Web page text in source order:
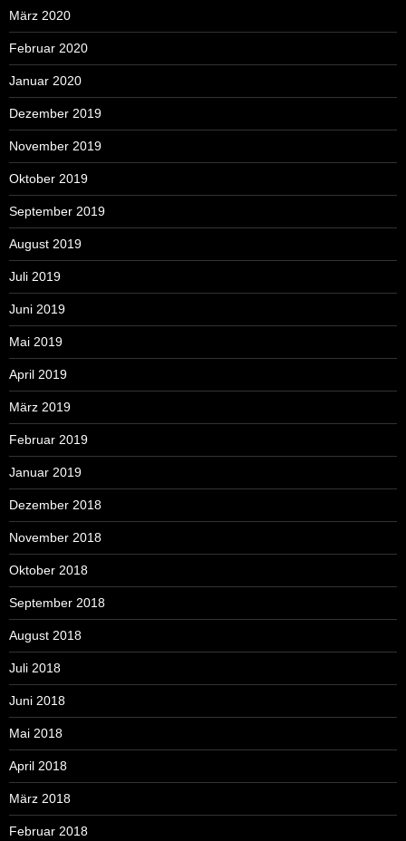
März 2020
Februar 2020
Januar 2020
Dezember 2019
November 2019
Oktober 2019
September 2019
August 2019
Juli 2019
Juni 2019
Mai 2019
April 2019
März 2019
Februar 2019
Januar 2019
Dezember 2018
November 2018
Oktober 2018
September 2018
August 2018
Juli 2018
Juni 2018
Mai 2018
April 2018
März 2018
Februar 2018